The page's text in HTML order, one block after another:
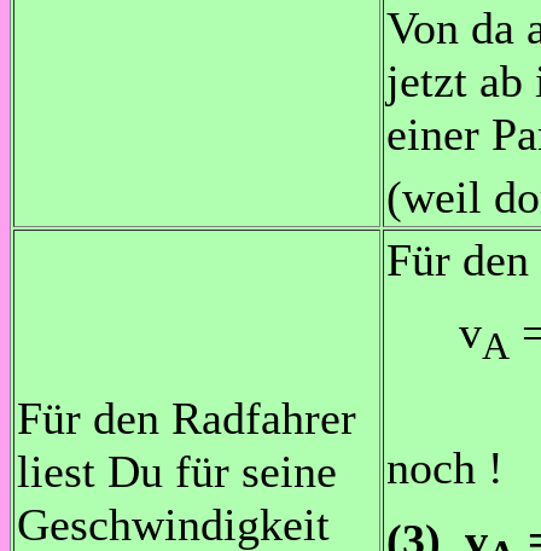
Von da
jetzt ab
einer
(weil
Für den Radfahrer
liest Du für seine
Geschwindigkeit
Für
vA
noch !
(3) v